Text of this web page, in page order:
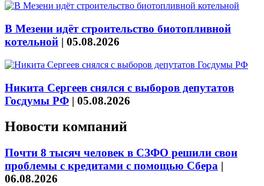
В Мезени идёт строительство биотопливной
котельной | 05.08.2026
Никита Сергеев снялся с выборов депутатов
Госдумы РФ | 05.08.2026
Новости компаний
Почти 8 тысяч человек в СЗФО решили свои
проблемы с кредитами с помощью Сбера |
06.08.2026